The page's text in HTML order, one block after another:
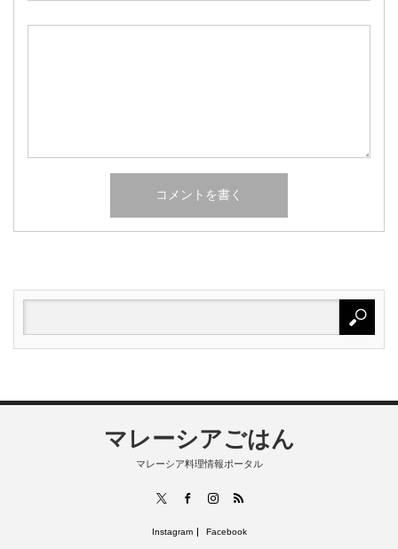
マレーシアごはん
マレーシア料理情報ポータル
FacebookInstagram
RSS
Instagram Facebook